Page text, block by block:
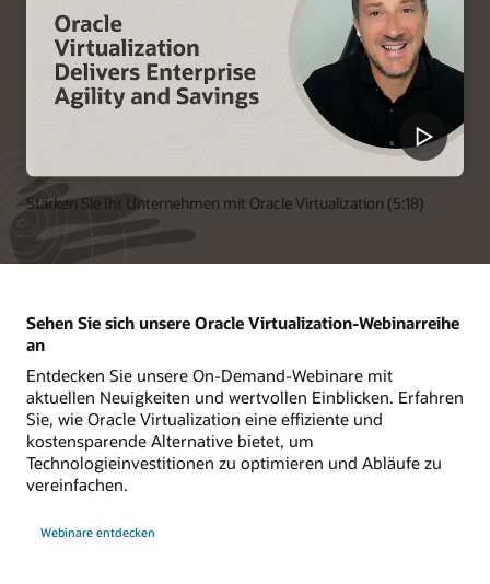
Stärken Sie Ihr Unternehmen mit Oracle Virtualization (5:18)
Sehen Sie sich unsere Oracle Virtualization-Webinarreihe
an
Entdecken Sie unsere On-Demand-Webinare mit
aktuellen Neuigkeiten und wertvollen Einblicken. Erfahren
Sie, wie Oracle Virtualization eine effiziente und
kostensparende Alternative bietet, um
Technologieinvestitionen zu optimieren und Abläufe zu
vereinfachen.
Webinare entdecken